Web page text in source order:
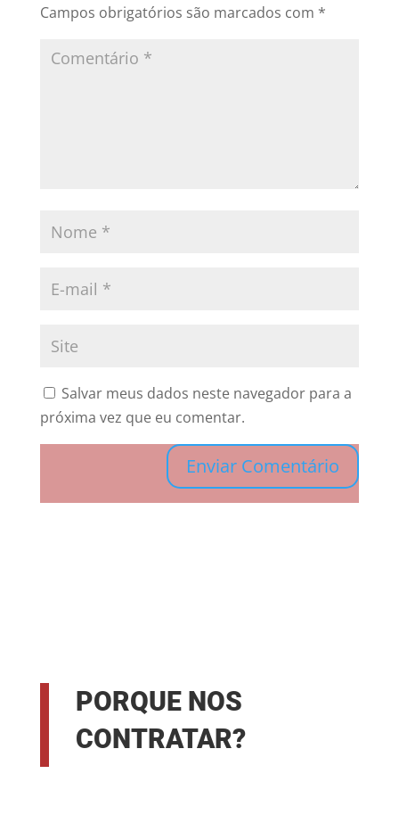
Campos obrigatórios são marcados com *
Salvar meus dados neste navegador para a
próxima vez que eu comentar.
PORQUE NOS
CONTRATAR?